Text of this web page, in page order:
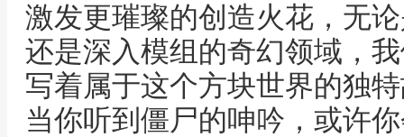
激发更璀璨的创造火花，无
还是深入模组的奇幻领域，
写着属于这个方块世界的独
当你听到僵尸的呻吟，或许